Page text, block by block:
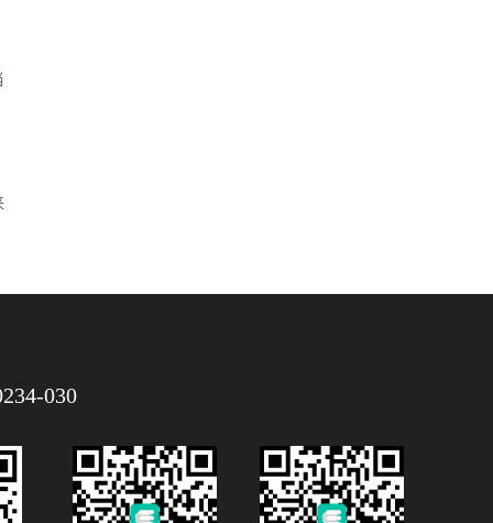
030